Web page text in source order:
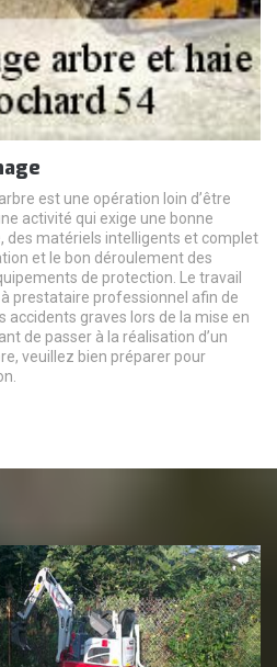
est une opération loin d’être
activité qui exige une bonne
des matériels intelligents et complet
et le bon déroulement des
de protection. Le travail
prestataire professionnel afin de
accidents graves lors de la mise en
de passer à la réalisation d’un
veuillez bien préparer pour